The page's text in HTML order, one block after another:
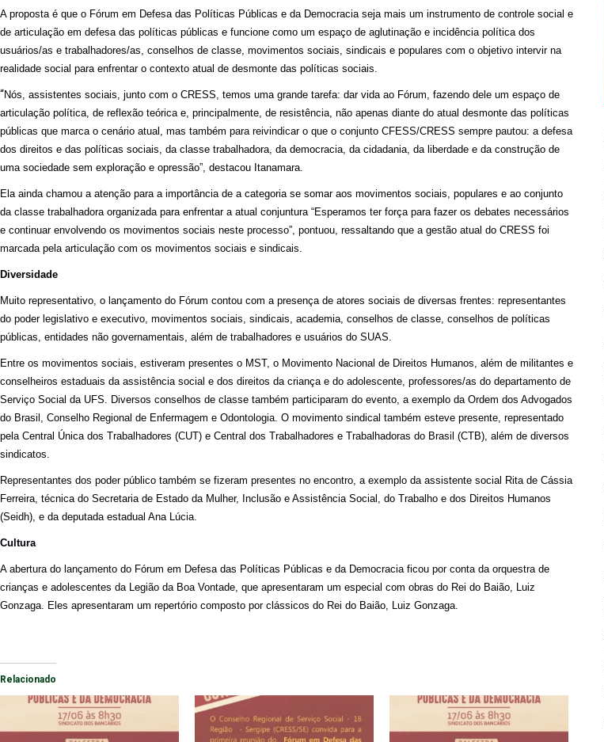
A proposta é que o Fórum em Defesa das Políticas Públicas e da Democracia seja mais um instrumento de controle social e
de articulação em defesa das políticas públicas e funcione como um espaço de aglutinação e incidência política dos
usuários/as e trabalhadores/as, conselhos de classe, movimentos sociais, sindicais e populares com o objetivo intervir na
realidade social para enfrentar o contexto atual de desmonte das políticas sociais.
“Nós, assistentes sociais, junto com o CRESS, temos uma grande tarefa: dar vida ao Fórum, fazendo dele um espaço de
articulação política, de reflexão teórica e, principalmente, de resistência, não apenas diante do atual desmonte das políticas
públicas que marca o cenário atual, mas também para reivindicar o que o conjunto CFESS/CRESS sempre pautou: a defesa
dos direitos e das políticas sociais, da classe trabalhadora, da democracia, da cidadania, da liberdade e da construção de
uma sociedade sem exploração e opressão”, destacou Itanamara.
Ela ainda chamou a atenção para a importância de a categoria se somar aos movimentos sociais, populares e ao conjunto
da classe trabalhadora organizada para enfrentar a atual conjuntura “Esperamos ter força para fazer os debates necessários
e continuar envolvendo os movimentos sociais neste processo”, pontuou, ressaltando que a gestão atual do CRESS foi
marcada pela articulação com os movimentos sociais e sindicais.
Diversidade
Muito representativo, o lançamento do Fórum contou com a presença de atores sociais de diversas frentes: representantes
do poder legislativo e executivo, movimentos sociais, sindicais, academia, conselhos de classe, conselhos de políticas
públicas, entidades não governamentais, além de trabalhadores e usuários do SUAS.
Entre os movimentos sociais, estiveram presentes o MST, o Movimento Nacional de Direitos Humanos, além de militantes e
conselheiros estaduais da assistência social e dos direitos da criança e do adolescente, professores/as do departamento de
Serviço Social da UFS. Diversos conselhos de classe também participaram do evento, a exemplo da Ordem dos Advogados
do Brasil, Conselho Regional de Enfermagem e Odontologia. O movimento sindical também esteve presente, representado
pela Central Única dos Trabalhadores (CUT) e Central dos Trabalhadores e Trabalhadoras do Brasil (CTB), além de diversos
sindicatos.
Representantes dos poder público também se fizeram presentes no encontro, a exemplo da assistente social Rita de Cássia
Ferreira, técnica do Secretaria de Estado da Mulher, Inclusão e Assistência Social, do Trabalho e dos Direitos Humanos
(Seidh), e da deputada estadual Ana Lúcia.
Cultura
A abertura do lançamento do Fórum em Defesa das Políticas Públicas e da Democracia ficou por conta da orquestra de
crianças e adolescentes da Legião da Boa Vontade, que apresentaram um especial com obras do Rei do Baião, Luiz
Gonzaga. Eles apresentaram um repertório composto por clássicos do Rei do Baião, Luiz Gonzaga.
Relacionado